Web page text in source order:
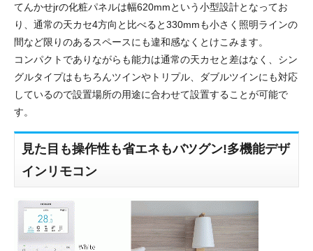
てんかせjrの化粧パネルは幅620mmという小型設計となってお
り、通常の天カセ4方向と比べると330mmも小さく照明ラインの
間など限りのあるスペースにも違和感なくとけこみます。
コンパクトでありながらも能力は通常の天カセと差はなく、シン
グルタイプはもちろんツインやトリプル、ダブルツインにも対応
しているので設置場所の用途に合わせて設置することが可能で
す。
見た目も操作性も省エネもバツグン!多機能デザ
インリモコン